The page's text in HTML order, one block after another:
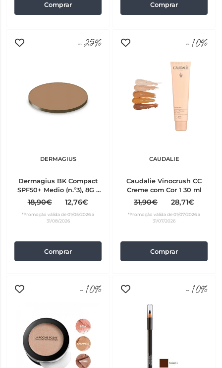
Comprar Comprar
-25%
DERMAGIUS
Dermagius BK Compact
SPF50+ Medio (n.º3), 8G -
refill
18,90€ 12,76€
*Promoção válida de 01/05/2026 a
31/08/2026
Comprar
-10%
CAUDALIE
Caudalie Vinocrush CC
Creme com Cor 1 30 ml
31,90€ 28,71€
*Promoção válida de 01/07/2026 a
31/07/2026
Comprar
-10% -10%